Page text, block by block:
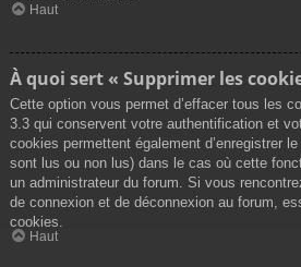
Haut
À quoi sert « Supprimer les
Cette option vous permet d’effacer tous les
3.3 qui conservent votre authentification et
cookies permettent également d’enregistrer
sont lus ou non lus) dans le cas où cette
un administrateur du forum. Si vous
de connexion et de déconnexion au forum,
cookies.
Haut